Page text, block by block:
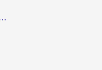
用不了？海外华人必看的无缝访问国内资源指南